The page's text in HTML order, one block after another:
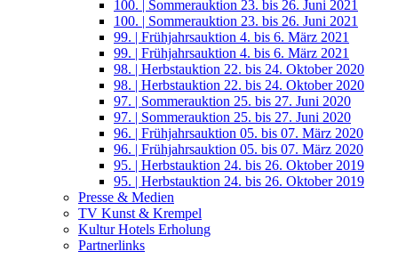
100. | Sommerauktion 23. bis 26. Juni 2021
100. | Sommerauktion 23. bis 26. Juni 2021
99. | Frühjahrsauktion 4. bis 6. März 2021
99. | Frühjahrsauktion 4. bis 6. März 2021
98. | Herbstauktion 22. bis 24. Oktober 2020
98. | Herbstauktion 22. bis 24. Oktober 2020
97. | Sommerauktion 25. bis 27. Juni 2020
97. | Sommerauktion 25. bis 27. Juni 2020
96. | Frühjahrsauktion 05. bis 07. März 2020
96. | Frühjahrsauktion 05. bis 07. März 2020
95. | Herbstauktion 24. bis 26. Oktober 2019
95. | Herbstauktion 24. bis 26. Oktober 2019
Presse & Medien
TV Kunst & Krempel
Kultur Hotels Erholung
Partnerlinks